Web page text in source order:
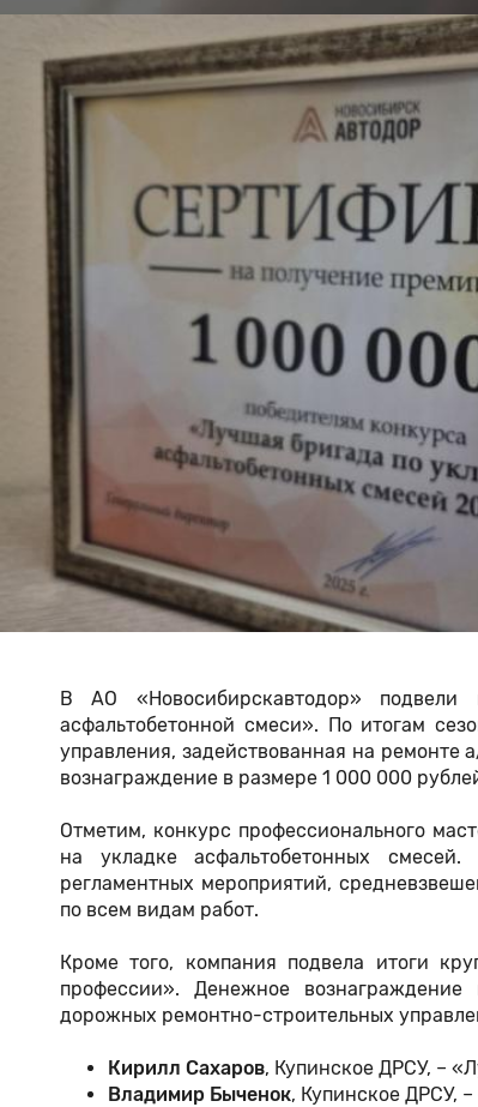
В АО «Новосибирскавтодор» подвели
асфальтобетонной смеси». По итогам
управления, задействованная на
вознаграждение в размере 1 000 000
Отметим, конкурс профессионального
на укладке асфальтобетонных
регламентных мероприятий,
по всем видам работ.
Кроме того, компания подвела итоги
профессии». Денежное
дорожных ремонтно-строительных
Кирилл Сахаров, Купинское ДРСУ, –
Владимир Быченок, Купинское ДРСУ,